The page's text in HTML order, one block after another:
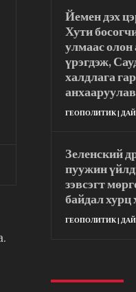
Йемен дэх
Хути
улмаас олон
үрэгдэж,
халдлага
анхааруулав
ГЕОПОЛИТИК |
Зеленский
пуужин
зэвсэгт
байдал хурц
ГЕОПОЛИТИК |